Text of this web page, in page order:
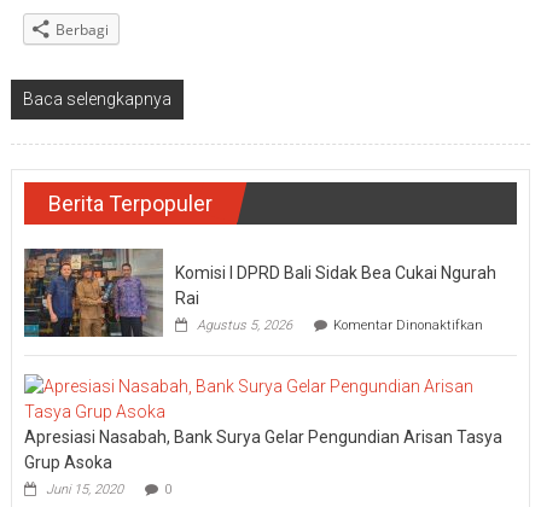
Berbagi
Baca selengkapnya
Berita Terpopuler
Komisi I DPRD Bali Sidak Bea Cukai Ngurah
Rai
Agustus 5, 2026 Komentar Dinonaktifkan
I
Bea
Apresiasi Nasabah, Bank Surya Gelar Pengundian Arisan Tasya
Grup Asoka
Juni 15, 2020 0